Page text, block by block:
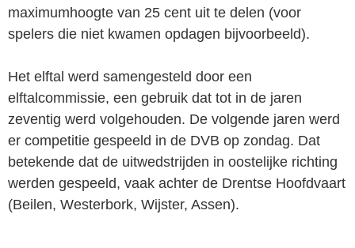
maximumhoogte van 25 cent uit te delen (voor
spelers die niet kwamen opdagen bijvoorbeeld).
Het elftal werd samen­gesteld door een
elftalcommissie, een gebruik dat tot in de jaren
zeventig werd volgehouden. De volgende jaren werd
er competitie gespeeld in de DVB op zondag. Dat
betekende dat de uitwedstrijden in oostelijke richting
werden gespeeld, vaak achter de Drentse Hoofdvaart
(Beilen, Westerbork, Wijster, Assen).